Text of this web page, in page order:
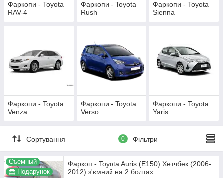
Фаркопи - Toyota
RAV-4
Фаркопи - Toyota
Rush
Фаркопи - Toyota
Sienna
Фаркопи - Toyota
Venza
Фаркопи - Toyota
Verso
Фаркопи - Toyota
Yaris
Сортування 0 Фільтри
Съемный
Подарунок
Фаркоп - Toyota Auris (E150) Хетчбек (2006-
2012) з'ємний на 2 болтах